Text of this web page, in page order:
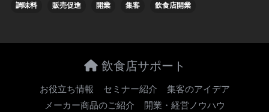
調味料 販売促進 開業 集客 飲食店開業
飲食店サポート
お役立ち情報 セミナー紹介
集客のアイデア
メーカー商品のご紹介
開業・経営ノウハウ